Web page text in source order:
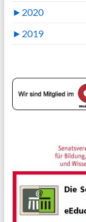
► 2020
► 2019